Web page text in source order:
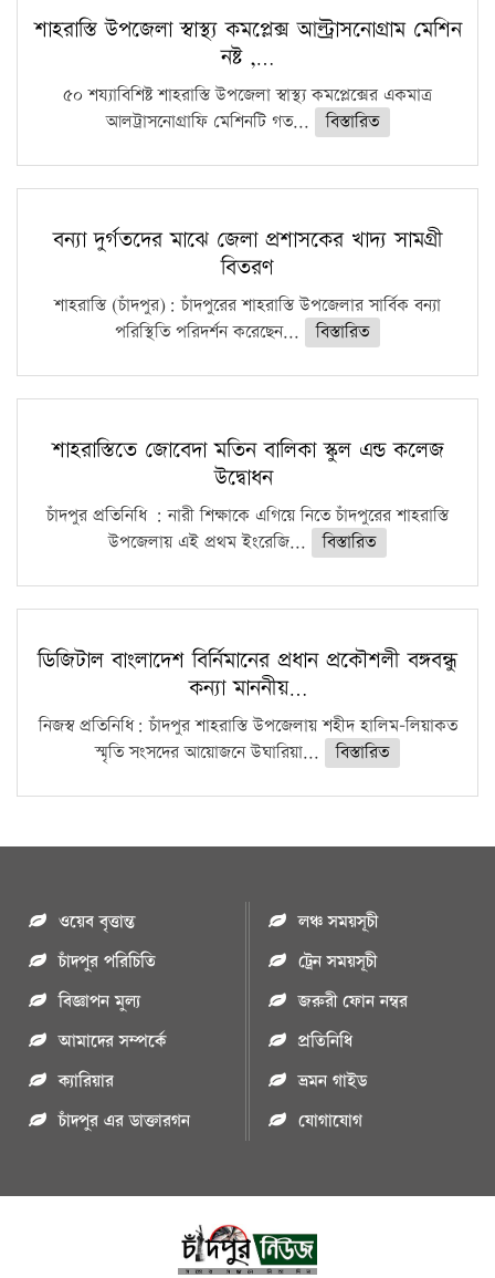
শাহরাস্তি উপজেলা স্বাস্থ্য কমপ্লেক্স আল্ট্রাসনোগ্রাম মেশিন
নষ্ট ,…
৫০ শয্যাবিশিষ্ট শাহরাস্তি উপজেলা স্বাস্থ্য কমপ্লেক্সের একমাত্র
আলট্রাসনোগ্রাফি মেশিনটি গত...
বিস্তারিত
বন্যা দুর্গতদের মাঝে জেলা প্রশাসকের খাদ্য সামগ্রী
বিতরণ
শাহরাস্তি (চাঁদপুর): চাঁদপুরের শাহরাস্তি উপজেলার সার্বিক বন্যা
পরিস্থিতি পরিদর্শন করেছেন...
বিস্তারিত
শাহরাস্তিতে জোবেদা মতিন বালিকা স্কুল এন্ড কলেজ
উদ্বোধন
চাঁদপুর প্রতিনিধি : নারী শিক্ষাকে এগিয়ে নিতে চাঁদপুরের শাহরাস্তি
উপজেলায় এই প্রথম ইংরেজি...
বিস্তারিত
ডিজিটাল বাংলাদেশ বির্নিমানের প্রধান প্রকৌশলী বঙ্গবন্ধু
কন্যা মাননীয়…
নিজস্ব প্রতিনিধি: চাঁদপুর শাহরাস্তি উপজেলায় শহীদ হালিম-লিয়াকত
স্মৃতি সংসদের আয়োজনে উঘারিয়া...
বিস্তারিত
ওয়েব বৃত্তান্ত
চাঁদপুর পরিচিতি
বিজ্ঞাপন মুল্য
আমাদের সম্পর্কে
ক্যারিয়ার
চাঁদপুর এর ডাক্তারগন
লঞ্চ সময়সূচী
ট্রেন সময়সূচী
জরুরী ফোন নম্বর
প্রতিনিধি
ভ্রমন গাইড
যোগাযোগ